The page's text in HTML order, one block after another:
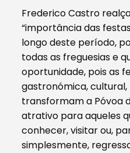
Frederico Castro
“importância das
longo deste período,
todas as freguesias e
oportunidade, pois as
gastronómica,
transformam a Póvoa
atrativo para aqueles
conhecer, visitar ou,
simplesmente,